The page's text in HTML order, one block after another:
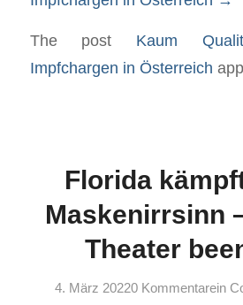
The post Kaum
Impfchargen in Österreich
Florida
Maskenirrsinn
Theater
4. März 20220 Kommentarein